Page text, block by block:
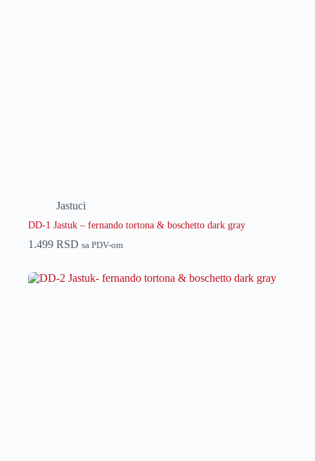
Jastuci
DD-1 Jastuk – fernando tortona & boschetto dark gray
1.499 RSD sa PDV-om